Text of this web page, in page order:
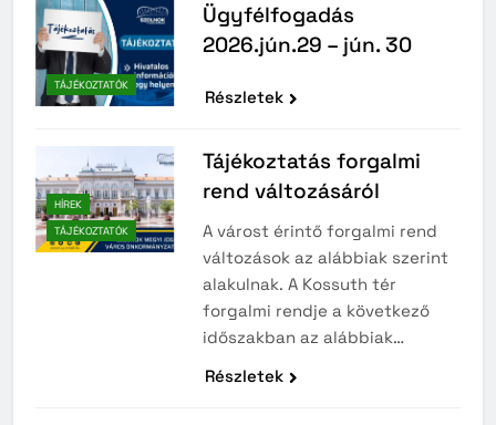
TÁJÉKOZTATÓK
Ügyfélfogadás
2026.jún.29 – jún. 30
Részletek
HÍREK
TÁJÉKOZTATÓK
Tájékoztatás forgalmi
rend változásáról
A várost érintő forgalmi rend
változások az alábbiak szerint
alakulnak. A Kossuth tér
forgalmi rendje a következő
időszakban az alábbiak…
Részletek